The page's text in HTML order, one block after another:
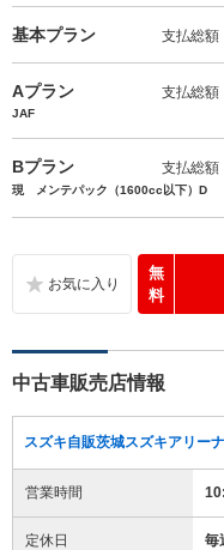
基本プラン 支払総額
Aプラン 支払総額
JAF
Bプラン 支払総額
現 メンテパック（1600cc以下）D
無
料
中古車販売店情報
スズキ自販茨城スズキアリー
営業時間
定休日 毎